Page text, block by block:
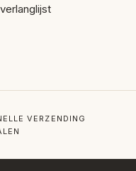
VERZENDING